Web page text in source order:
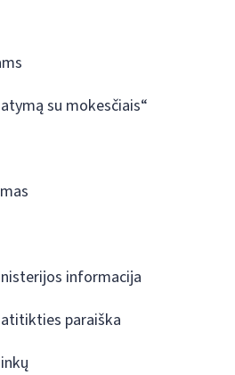
su mokesčiais“
informacija
paraiška